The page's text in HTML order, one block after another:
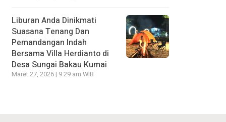
Liburan Anda Dinikmati
Suasana Tenang Dan
Pemandangan Indah
Bersama Villa Herdianto di
Desa Sungai Bakau Kumai
Maret 27, 2026 | 9:29 am WIB